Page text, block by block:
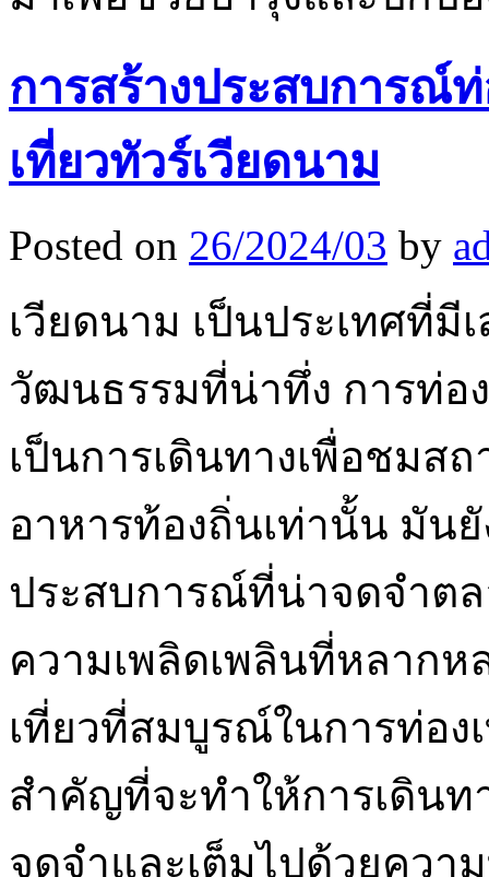
การสร้างประสบการณ์
เที่ยวทัวร์เวียดนาม
Posted on 26/2024/03 by
เวียดนาม เป็นประเทศที่
วัฒนธรรมที่น่าทึ่ง การท่อ
เป็นการเดินทางเพื่อชมส
อาหารท้องถิ่นเท่านั้น มัน
ประสบการณ์ที่น่าจดจำต
ความเพลิดเพลินที่หลากห
เที่ยวที่สมบูรณ์ในการท่อง
สำคัญที่จะทำให้การเดิน
จดจำและเต็มไปด้วยควา